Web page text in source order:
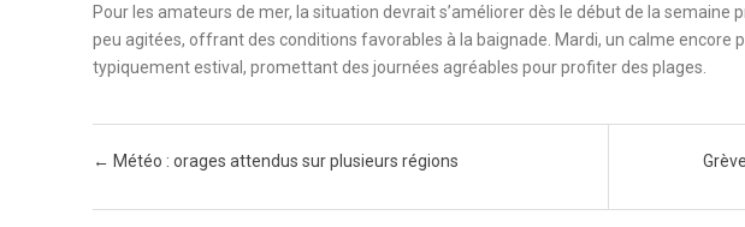
Pour les amateurs de mer, la situation devrait s’améliorer dès le début de la semaine
peu agitées, offrant des conditions favorables à la baignade. Mardi, un calme encore
typiquement estival, promettant des journées agréables pour profiter des plages.
Post navigation
← Météo : orages attendus sur plusieurs régions